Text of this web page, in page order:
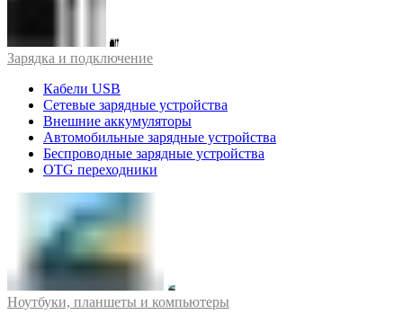
Зарядка и подключение
Кабели USB
Сетевые зарядные устройства
Внешние аккумуляторы
Автомобильные зарядные устройства
Беспроводные зарядные устройства
OTG переходники
Ноутбуки, планшеты и компьютеры